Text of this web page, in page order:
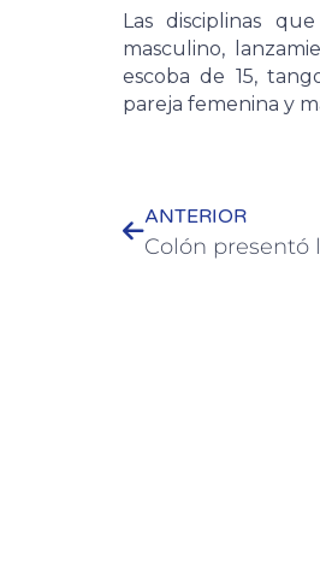
Las disciplinas
masculino,
escoba de 15,
pareja femenina y
ANTERIOR